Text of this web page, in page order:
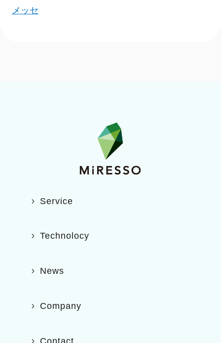
メッセ
Service
Technolocy
News
Company
Contact